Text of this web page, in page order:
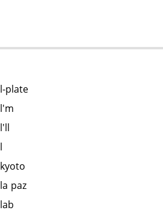
l-plate
l'm
l'll
l
kyoto
la paz
lab